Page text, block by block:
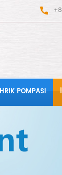
POMPASI